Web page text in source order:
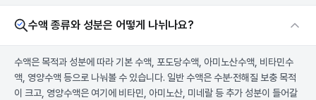
수액 종류와 성분은 어떻게 나뉘나요?
수액은 목적과 성분에 따라 기본 수액, 포도당수액, 아미노산수액, 비타민수
액, 영양수액 등으로 나눠볼 수 있습니다. 일반 수액은 수분·전해질 보충 목적
이 크고, 영양수액은 여기에 비타민, 아미노산, 미네랄 등 추가 성분이 들어갈